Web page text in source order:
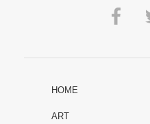
HOME
ART